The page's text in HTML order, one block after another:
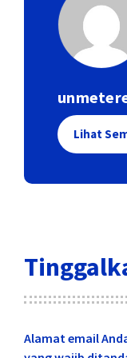
teks atau
</div>
</div>
<h3><a
<div
Masukkan
Lihat
Alamat email